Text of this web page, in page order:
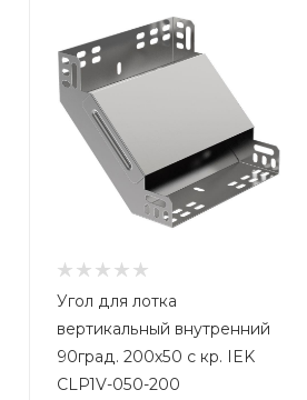
Угол для лотка
вертикальный внутренний
90град. 200х50 с кр. IEK
CLP1V-050-200